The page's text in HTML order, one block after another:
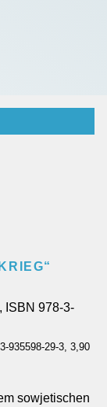
935598-29-3, 3,90
sowjetischen